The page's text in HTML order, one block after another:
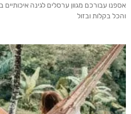
אספנו עבורכם מגוון ערסלים לגינה איכותיים
והכל בקלות ובזול